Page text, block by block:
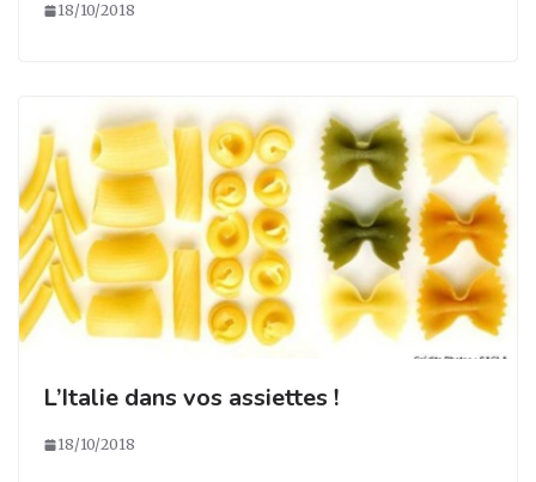
18/10/2018
L’Italie dans vos assiettes !
18/10/2018